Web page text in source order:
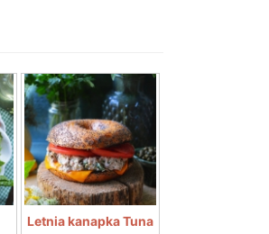
Letnia kanapka Tuna